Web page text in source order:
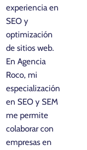
experiencia en
SEO y
optimización
de sitios web.
En Agencia
Roco, mi
especialización
en SEO y SEM
me permite
colaborar con
empresas en